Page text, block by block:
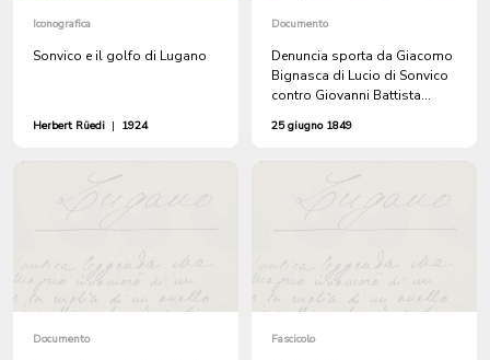
Iconografica
Sonvico e il golfo di Lugano
Herbert Rüedi | 1924
Documento
Denuncia sporta da Giacomo
Bignasca di Lucio di Sonvico
contro Giovanni Battista
sulla strada maestra.
25 giugno 1849
Documento Fascicolo